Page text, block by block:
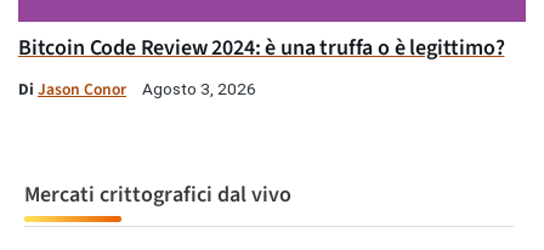
Bitcoin Code Review 2024: è una truffa o è legittimo?
Di Jason Conor Agosto 3, 2026
Mercati crittografici dal vivo